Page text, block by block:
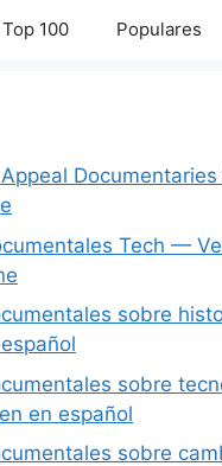
Top 100 Populares
Tech —
sobre
sobre
en español
sobre